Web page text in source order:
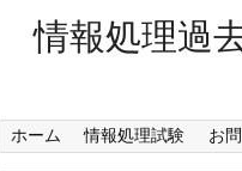
情報処理過
ホーム 情報処理試験 お